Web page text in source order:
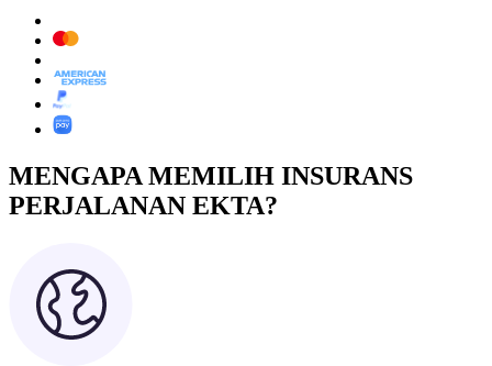
MENGAPA MEMILIH INSURANS
PERJALANAN EKTA?